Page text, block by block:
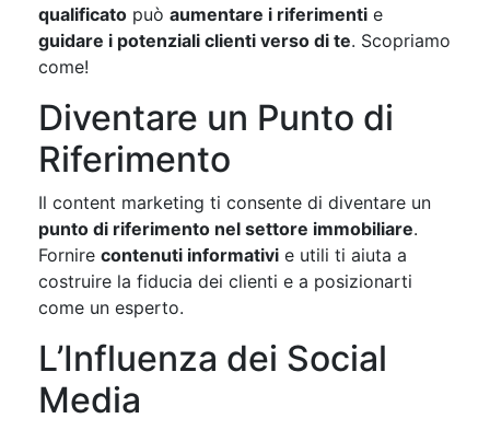
qualificato può aumentare i riferimenti e
guidare i potenziali clienti verso di te. Scopriamo
come!
Diventare un Punto di
Riferimento
Il content marketing ti consente di diventare un
punto di riferimento nel settore immobiliare.
Fornire contenuti informativi e utili ti aiuta a
costruire la fiducia dei clienti e a posizionarti
come un esperto.
L’Influenza dei Social
Media